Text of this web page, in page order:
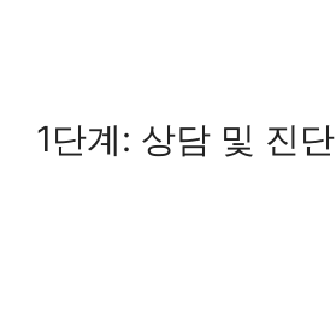
1단계: 상담 및 진단